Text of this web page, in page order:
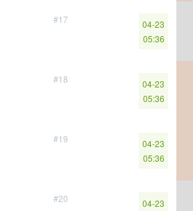
#17
04-23
05:36
#18
04-23
05:36
#19
04-23
05:36
#20
04-23